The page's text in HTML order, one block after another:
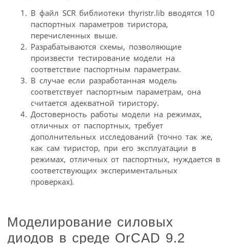
В файл SCR библиотеки thyristr.lib вводятся 10
паспортных параметров тиристора,
перечисленных выше.
Разрабатываются схемы, позволяющие
произвести тестирование модели на
соответствие паспортным параметрам.
В случае если разработанная модель
соответствует паспортным параметрам, она
считается адекватной тиристору.
Достоверность работы модели на режимах,
отличных от паспортных, требует
дополнительных исследований (точно так же,
как сам тиристор, при его эксплуатации в
режимах, отличных от паспортных, нуждается в
соответствующих экспериментальных
проверках).
Моделирование силовых
диодов в среде OrCAD 9.2